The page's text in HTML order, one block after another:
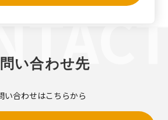
い合わせ先
い合わせはこちらから